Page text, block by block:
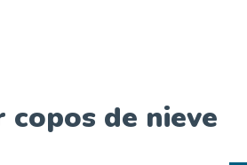
copos de nieve